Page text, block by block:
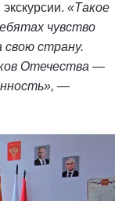
«Такое
чувство
страну.
Отечества —
—